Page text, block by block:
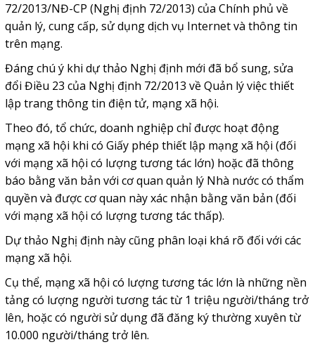
72/2013/NĐ-CP (Nghị định 72/2013) của Chính phủ về
quản lý, cung cấp, sử dụng dịch vụ Internet và thông tin
trên mạng.
Đáng chú ý khi dự thảo Nghị định mới đã bổ sung, sửa
đổi Điều 23 của Nghị định 72/2013 về Quản lý việc thiết
lập trang thông tin điện tử, mạng xã hội.
Theo đó, tổ chức, doanh nghiệp chỉ được hoạt động
mạng xã hội khi có Giấy phép thiết lập mạng xã hội (đối
với mạng xã hội có lượng tương tác lớn) hoặc đã thông
báo bằng văn bản với cơ quan quản lý Nhà nước có thẩm
quyền và được cơ quan này xác nhận bằng văn bản (đối
với mạng xã hội có lượng tương tác thấp).
Dự thảo Nghị định này cũng phân loại khá rõ đối với các
mạng xã hội.
Cụ thể, mạng xã hội có lượng tương tác lớn là những nền
tảng có lượng người tương tác từ 1 triệu người/tháng trở
lên, hoặc có người sử dụng đã đăng ký thường xuyên từ
10.000 người/tháng trở lên.